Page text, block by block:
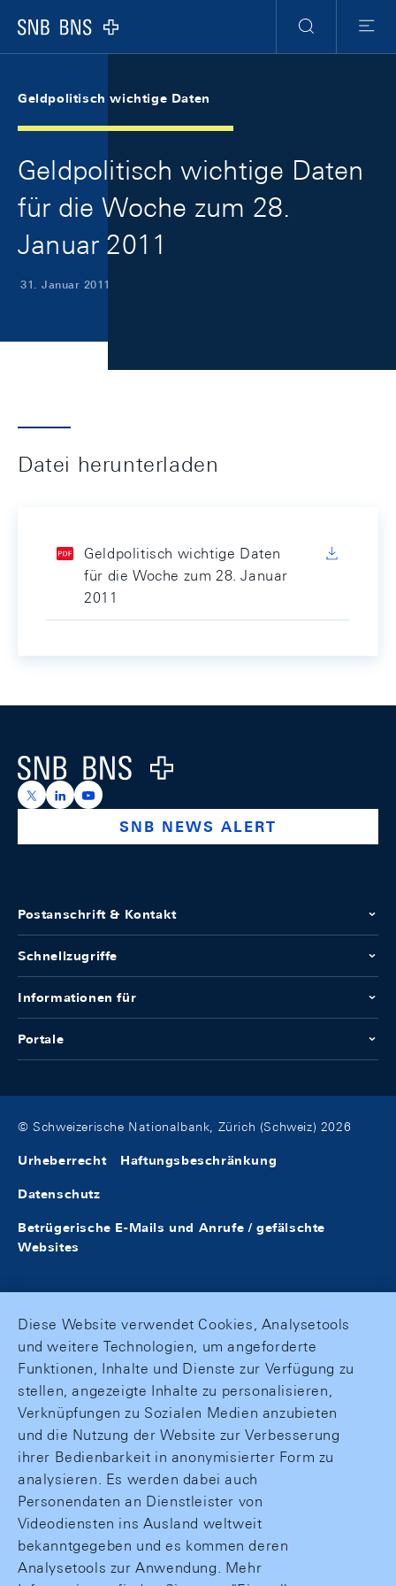
Logo
Suche
Menu
Geldpolitisch wichtige Daten
Geldpolitisch wichtige Daten
für die Woche zum 28.
Januar 2011
31. Januar 2011
Datei herunterladen
Geldpolitisch wichtige Daten
für die Woche zum 28. Januar
2011
Logo
https://x.com/snb_bns
https://ch.linkedin.com/company/swiss-national-
https://www.youtube.com/@swissnationalbank
SNB NEWS ALERT
Postanschrift & Kontakt
Schnellzugriffe
Informationen für
Portale
© Schweizerische Nationalbank, Zürich (Schweiz) 2026
Urheberrecht Haftungsbeschränkung
Datenschutz
Betrügerische E-Mails und Anrufe / gefälschte
Websites
Diese Website verwendet Cookies, Analysetools
und weitere Technologien, um angeforderte
Funktionen, Inhalte und Dienste zur Verfügung zu
stellen, angezeigte Inhalte zu personalisieren,
Verknüpfungen zu Sozialen Medien anzubieten
und die Nutzung der Website zur Verbesserung
ihrer Bedienbarkeit in anonymisierter Form zu
analysieren. Es werden dabei auch
Personendaten an Dienstleister von
Videodiensten ins Ausland weltweit
bekanntgegeben und es kommen deren
Analysetools zur Anwendung. Mehr